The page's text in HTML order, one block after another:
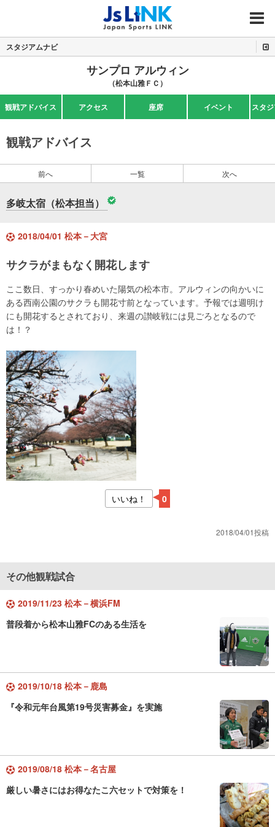
MENU
スタジアムナビ
サンプロ アルウィン
（松本山雅ＦＣ）
観戦アドバイス アクセス 座席 イベント スタ
観戦アドバイス
前へ 一覧 次へ
多岐太宿（松本担当）
2018/04/01 松本－大宮
サクラがまもなく開花します
ここ数日、すっかり春めいた陽気の松本市。アルウィンの向かいに
ある西南公園のサクラも開花寸前となっています。予報では週明け
にも開花するとされており、来週の讃岐戦には見ごろとなるので
は！？
いいね！ 0
2018/04/01投稿
その他観戦試合
2019/11/23 松本－横浜FM
普段着から松本山雅FCのある生活を
2019/10/18 松本－鹿島
『令和元年台風第19号災害募金』を実施
2019/08/18 松本－名古屋
厳しい暑さにはお得なたこ六セットで対策を！